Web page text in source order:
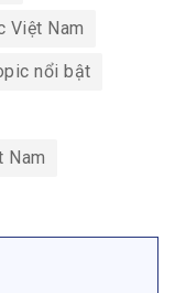
Việt Nam
nổi bật
Nam